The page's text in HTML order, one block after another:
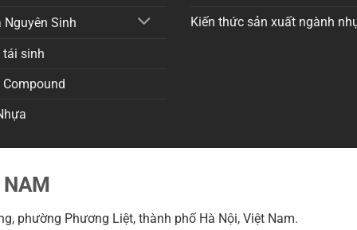
Nguyên Sinh
sinh
Kiến thức sản xuất ngành
NAM
phường Phương Liệt, thành phố Hà Nội, Việt Nam.